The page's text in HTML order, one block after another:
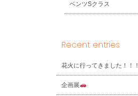
ベンツSクラス
Recent entries
花火に行ってきました！！！
企画展